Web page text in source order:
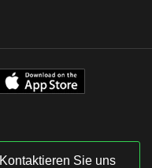
Kontaktieren Sie uns